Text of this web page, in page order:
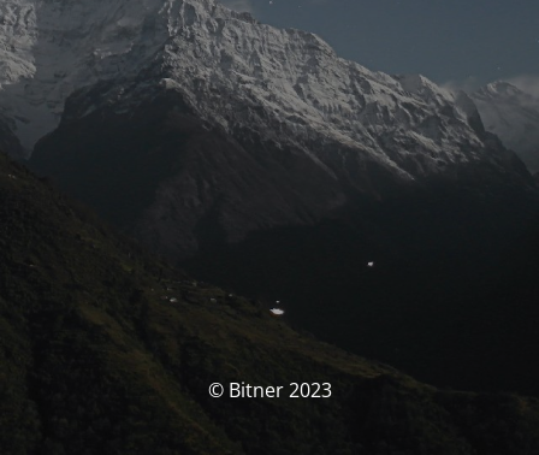
© Bitner 2023